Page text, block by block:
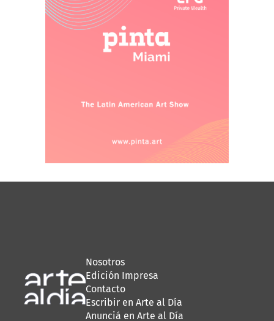
Nosotros
Edición Impresa
Contacto
Escribir en Arte al Día
Anunciá en Arte al Día